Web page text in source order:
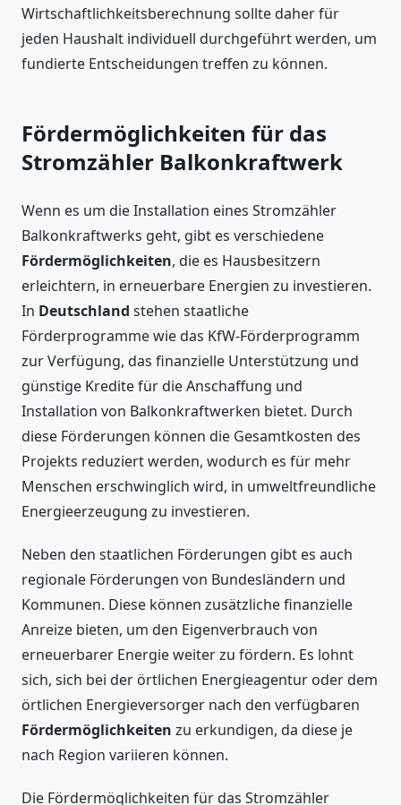
Wirtschaftlichkeitsberechnung sollte daher für
jeden Haushalt individuell durchgeführt werden, um
fundierte Entscheidungen treffen zu können.
Fördermöglichkeiten für das
Stromzähler Balkonkraftwerk
Wenn es um die Installation eines Stromzähler
Balkonkraftwerks geht, gibt es verschiedene
Fördermöglichkeiten, die es Hausbesitzern
erleichtern, in erneuerbare Energien zu investieren.
In Deutschland stehen staatliche
Förderprogramme wie das KfW-Förderprogramm
zur Verfügung, das finanzielle Unterstützung und
günstige Kredite für die Anschaffung und
Installation von Balkonkraftwerken bietet. Durch
diese Förderungen können die Gesamtkosten des
Projekts reduziert werden, wodurch es für mehr
Menschen erschwinglich wird, in umweltfreundliche
Energieerzeugung zu investieren.
Neben den staatlichen Förderungen gibt es auch
regionale Förderungen von Bundesländern und
Kommunen. Diese können zusätzliche finanzielle
Anreize bieten, um den Eigenverbrauch von
erneuerbarer Energie weiter zu fördern. Es lohnt
sich, sich bei der örtlichen Energieagentur oder dem
örtlichen Energieversorger nach den verfügbaren
Fördermöglichkeiten zu erkundigen, da diese je
nach Region variieren können.
Die Fördermöglichkeiten für das Stromzähler